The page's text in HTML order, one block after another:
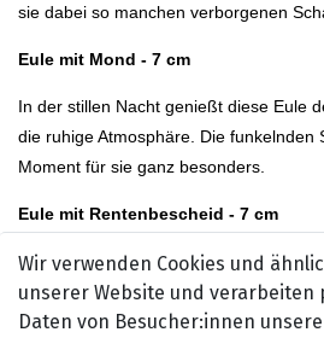
sie dabei so manchen verborgenen
Eule mit Mond - 7 cm
In der stillen Nacht genießt diese Eule
die ruhige Atmosphäre. Die funkelnden
Moment für sie ganz besonders.
Eule mit Rentenbescheid - 7 cm
Diese Eule freut sich über ihren
entspannt in einen neuen
die schönen Dinge des Lebens zu
Wir verwenden Cookies und
unserer Website und verarbeiten
Daten von Besucher:innen